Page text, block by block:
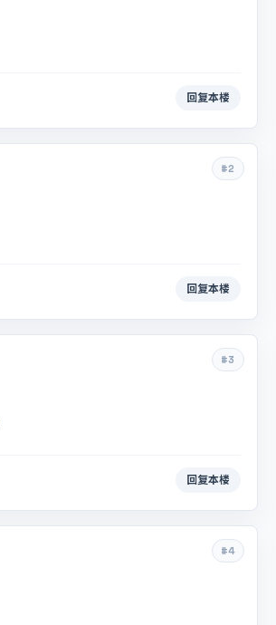
回复本楼
#2
回复本楼
#3
回复本楼
#4